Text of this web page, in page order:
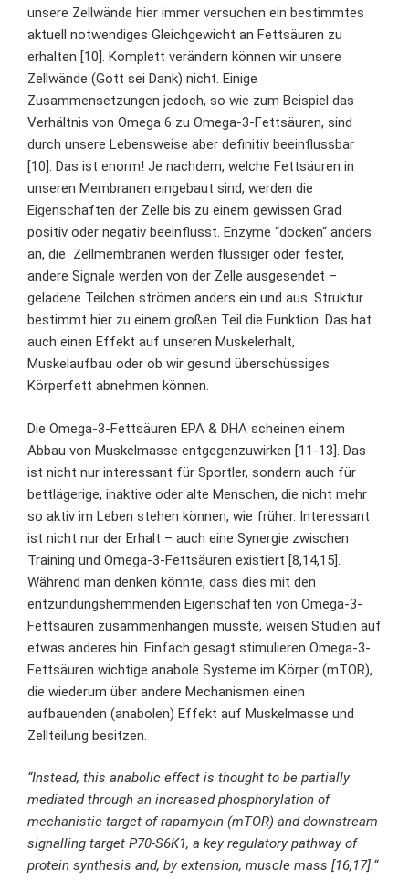
unsere Zellwände hier immer versuchen ein bestimmtes
aktuell notwendiges Gleichgewicht an Fettsäuren zu
erhalten [10]. Komplett verändern können wir unsere
Zellwände (Gott sei Dank) nicht. Einige
Zusammensetzungen jedoch, so wie zum Beispiel das
Verhältnis von Omega 6 zu Omega-3-Fettsäuren, sind
durch unsere Lebensweise aber definitiv beeinflussbar
[10]. Das ist enorm! Je nachdem, welche Fettsäuren in
unseren Membranen eingebaut sind, werden die
Eigenschaften der Zelle bis zu einem gewissen Grad
positiv oder negativ beeinflusst. Enzyme “docken“ anders
an, die Zellmembranen werden flüssiger oder fester,
andere Signale werden von der Zelle ausgesendet –
geladene Teilchen strömen anders ein und aus. Struktur
bestimmt hier zu einem großen Teil die Funktion. Das hat
auch einen Effekt auf unseren Muskelerhalt,
Muskelaufbau oder ob wir gesund überschüssiges
Körperfett abnehmen können.
Die Omega-3-Fettsäuren EPA & DHA scheinen einem
Abbau von Muskelmasse entgegenzuwirken [11-13]. Das
ist nicht nur interessant für Sportler, sondern auch für
bettlägerige, inaktive oder alte Menschen, die nicht mehr
so aktiv im Leben stehen können, wie früher. Interessant
ist nicht nur der Erhalt – auch eine Synergie zwischen
Training und Omega-3-Fettsäuren existiert [8,14,15].
Während man denken könnte, dass dies mit den
entzündungshemmenden Eigenschaften von Omega-3-
Fettsäuren zusammenhängen müsste, weisen Studien auf
etwas anderes hin. Einfach gesagt stimulieren Omega-3-
Fettsäuren wichtige anabole Systeme im Körper (mTOR),
die wiederum über andere Mechanismen einen
aufbauenden (anabolen) Effekt auf Muskelmasse und
Zellteilung besitzen.
“Instead, this anabolic effect is thought to be partially
mediated through an increased phosphorylation of
mechanistic target of rapamycin (mTOR) and downstream
signalling target P70-S6K1, a key regulatory pathway of
protein synthesis and, by extension, muscle mass [16,17].“